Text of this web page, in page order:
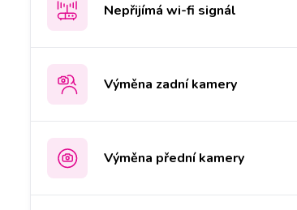
Nepřijímá wi-fi signál
Výměna zadní kamery
Výměna přední kamery